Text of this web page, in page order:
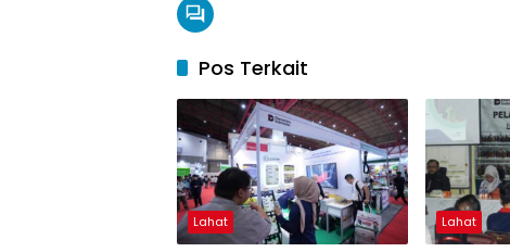
Pos Terkait
Lahat Lahat